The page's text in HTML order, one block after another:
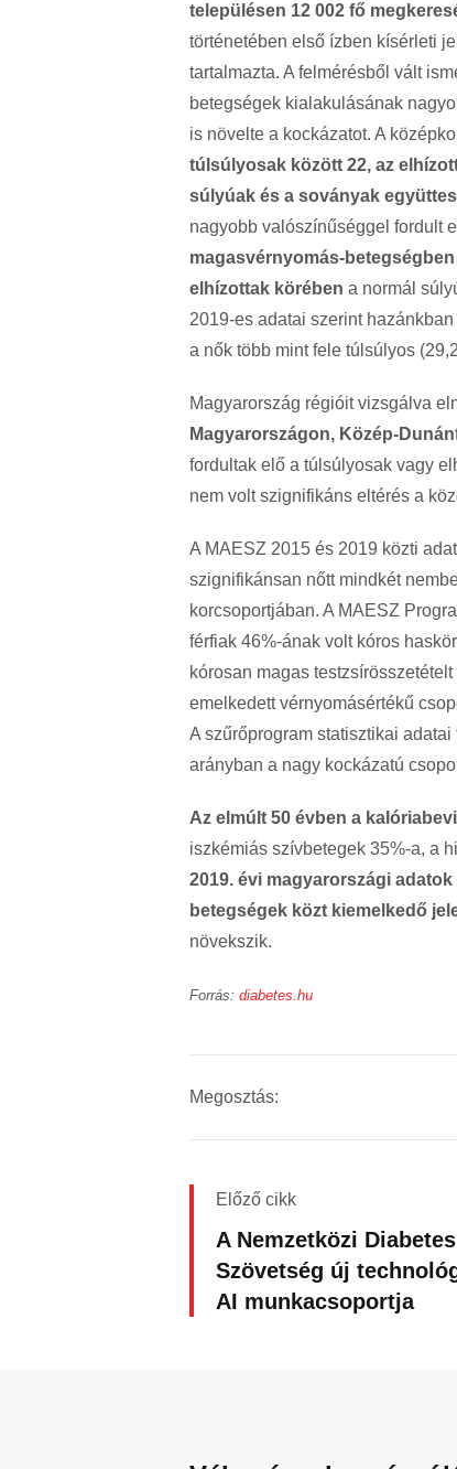
településen 12 002 fő
történetében első ízben kísérleti
tartalmazta. A felmérésből vált
betegségek kialakulásának
is növelte a kockázatot. A
túlsúlyosak között 22, az
súlyúak és a soványak
nagyobb valószínűséggel fordult
magasvérnyomás-
elhízottak körében a normál
2019-es adatai szerint
a nők több mint fele túlsúlyos
Magyarország régióit vizsgálva
Magyarországon, Közép-
fordultak elő a túlsúlyosak vagy
nem volt szignifikáns eltérés a
A MAESZ 2015 és 2019 közti
szignifikánsan nőtt mindkét
korcsoportjában. A MAESZ
férfiak 46%-ának volt kóros
kórosan magas
emelkedett vérnyomásértékű
A szűrőprogram statisztikai
arányban a nagy kockázatú
Az elmúlt 50 évben a
iszkémiás szívbetegek 35%-a, a
2019. évi magyarországi
betegségek közt kiemelkedő
növekszik.
Forrás: diabetes.hu
Megosztás:
Előző cikk
A Nemzetközi Diabetes
Szövetség új
AI munkacsoportja